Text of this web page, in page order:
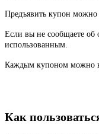
Предъявить купон можно
Если вы не сообщаете об
использованным.
Каждым купоном можно
Как